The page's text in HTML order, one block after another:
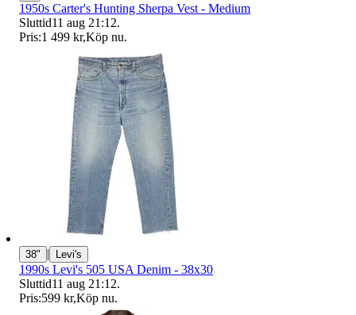
1950s Carter's Hunting Sherpa Vest - Medium
Sluttid11 aug 21:12.
Pris:1 499 kr,Köp nu.
38" | Levi's
1990s Levi's 505 USA Denim - 38x30
Sluttid11 aug 21:12.
Pris:599 kr,Köp nu.